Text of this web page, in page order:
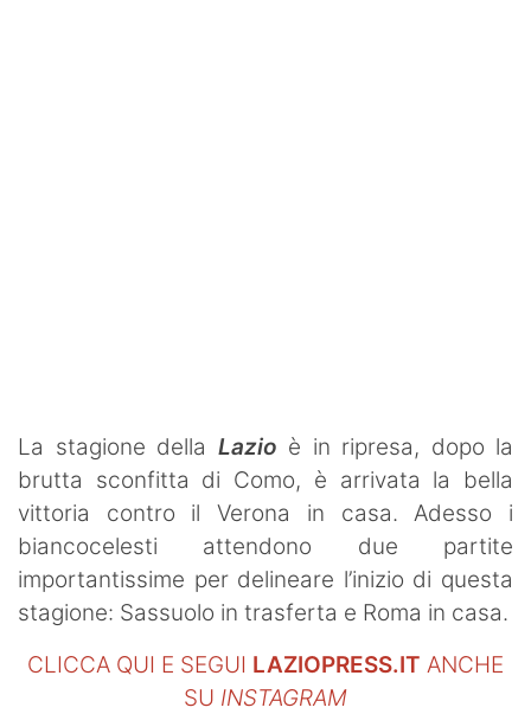
La stagione della Lazio è in ripresa, dopo la
brutta sconfitta di Como, è arrivata la bella
vittoria contro il Verona in casa. Adesso i
biancocelesti attendono due partite
importantissime per delineare l’inizio di questa
stagione: Sassuolo in trasferta e Roma in casa.
CLICCA QUI E SEGUI LAZIOPRESS.IT ANCHE
SU INSTAGRAM